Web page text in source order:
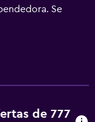
Se
777 Motor
wifi gratis
de 777